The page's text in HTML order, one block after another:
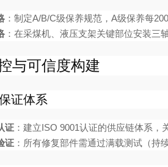
：制定A/B/C级保养规范，A级保养每
：在采煤机、液压支架关键部位安装
与可信度构建
证体系
证 ：建立ISO 9001认证的供应链体系
证 ：所有修复部件需通过满载测试（